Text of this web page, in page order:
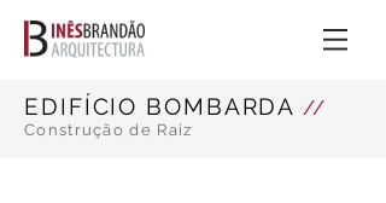
EDIFÍCIO BOMBARDA //
Construção de Raiz